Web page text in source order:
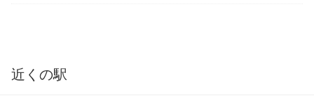
近くの駅